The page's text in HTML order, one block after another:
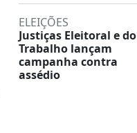
ELEIÇÕES
Justiças Eleitoral e do
Trabalho lançam
campanha contra
assédio